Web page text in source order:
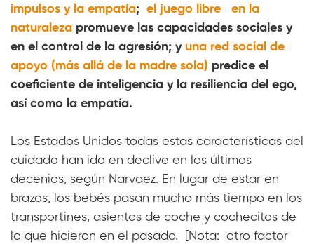
impulsos y la empatía; el juego libre
en la
naturaleza promueve las capacidades sociales y
en el control de la agresión; y una red social de
apoyo (más allá de la madre sola) predice el
coeficiente de inteligencia y la resiliencia del ego,
así como la empatía.
Los Estados Unidos todas estas características del
cuidado han ido en declive en los últimos
decenios, según Narvaez. En lugar de estar en
brazos, los bebés pasan mucho más tiempo en los
transportines, asientos de coche y cochecitos de
lo que hicieron en el pasado. [Nota: otro factor